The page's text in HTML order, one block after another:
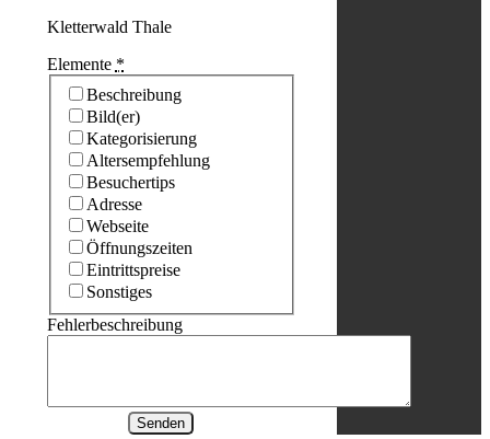
Kletterwald Thale
Elemente *
Beschreibung
Bild(er)
Kategorisierung
Altersempfehlung
Besuchertips
Adresse
Webseite
Öffnungszeiten
Eintrittspreise
Sonstiges
Fehlerbeschreibung
Senden